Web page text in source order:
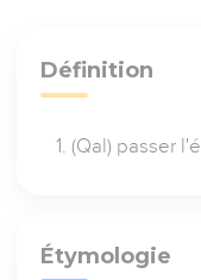
Définition
(Qal) passer
Étymologie